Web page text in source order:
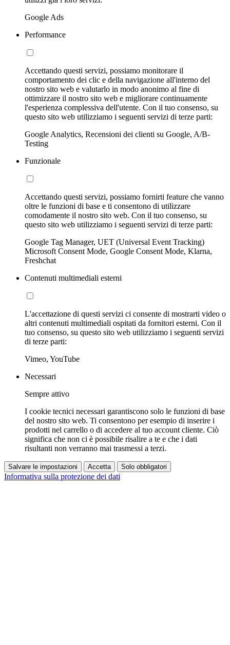
Google Ads
Performance
Accettando questi servizi, possiamo monitorare il
comportamento dei clic e della navigazione all'interno del
nostro sito web e valutarlo in modo anonimo al fine di
ottimizzare il nostro sito web e migliorare continuamente
l'esperienza complessiva dell'utente. Con il tuo consenso, su
questo sito web utilizziamo i seguenti servizi di terze parti:
Google Analytics, Recensioni dei clienti su Google, A/B-
Testing
Funzionale
Accettando questi servizi, possiamo fornirti feature che vanno
oltre le funzioni di base e ti consentono di utilizzare
comodamente il nostro sito web. Con il tuo consenso, su
questo sito web utilizziamo i seguenti servizi di terze parti:
Google Tag Manager, UET (Universal Event Tracking)
Microsoft Consent Mode, Google Consent Mode, Klarna,
Freshchat
Contenuti multimediali esterni
L'accettazione di questi servizi ci consente di mostrarti video o
altri contenuti multimediali ospitati da fornitori esterni. Con il
tuo consenso, su questo sito web utilizziamo i seguenti servizi
di terze parti:
Vimeo, YouTube
Necessari
Sempre attivo
I cookie tecnici necessari garantiscono solo le funzioni di base
del nostro sito web. Ti consentono per esempio di inserire i
prodotti nel carrello o di accedere al tuo account cliente. Ciò
significa che non ci è possibile risalire a te e che i dati
risultanti non verranno mai trasmessi a terzi.
Salvare le impostazioni Accetta Solo obbligatori
Informativa sulla protezione dei dati